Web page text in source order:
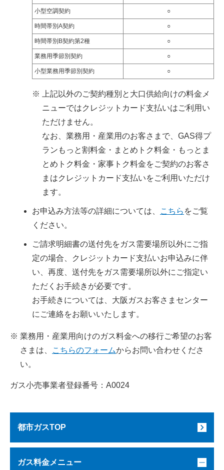
小型空調契約 ○
時間帯別A契約 ○
時間帯別B契約第2種 ○
業務用季節別契約 ○
小型業務用季節別契約 ○
上記以外のご契約種別と大口供給向けの料金メ
ニューではクレジットカード支払いはご利用い
ただけません。
なお、業務用・産業用のお客さまで、GAS得プ
ランもっと割料金・まとめトク料金・もっとま
とめトク料金・家事トク料金をご契約のお客さ
まはクレジットカード支払いをご利用いただけ
ます。
お申込み方法等の詳細については、 こちら をご覧
ください。
ご請求明細書の送付先をガス需要場所以外にご指
定の場合、クレジットカード支払いお申込みに伴
い、再度、送付先をガス需要場所以外にご指定い
ただくお手続きが必要です。
お手続きについては、大阪ガスお客さまセンター
にご連絡をお願いいたします。
業務用・産業用向けのガス料金への移行ご希望のお客
さまは、
こちらのフォームからお問い合わせくださ
い。
ガス小売事業者登録番号：A0024
都市ガスTOP
ガス料金メニュー